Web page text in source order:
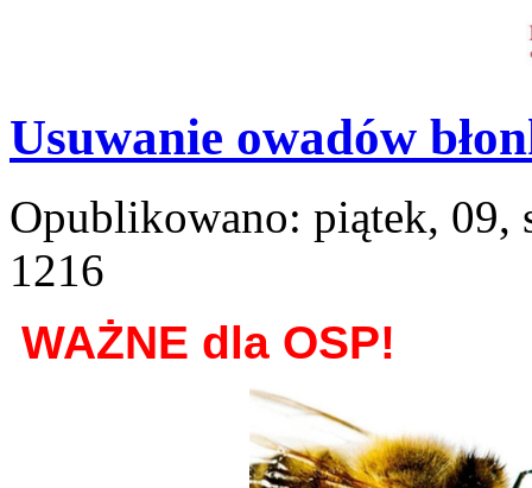
Usuwanie owadów
Opublikowano: piątek, 09,
1216
WAŻNE dla OSP!